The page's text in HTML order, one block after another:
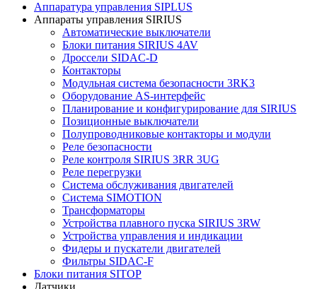
Аппаратура управления SIPLUS
Аппараты управления SIRIUS
Автоматические выключатели
Блоки питания SIRIUS 4AV
Дроссели SIDAC-D
Контакторы
Модульная система безопасности 3RK3
Оборудование AS-интерфейс
Планирование и конфигурирование для SIRIUS
Позиционные выключатели
Полупроводниковые контакторы и модули
Реле безопасности
Реле контроля SIRIUS 3RR 3UG
Реле перегрузки
Сиcтема обслуживания двигателей
Система SIMOTION
Трансформаторы
Устройства плавного пуска SIRIUS 3RW
Устройства управления и индикации
Фидеры и пускатели двигателей
Фильтры SIDAC-F
Блоки питания SITOP
Датчики